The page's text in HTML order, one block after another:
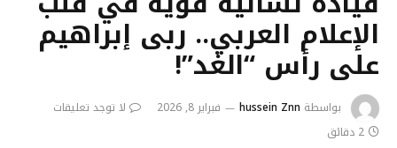
الإعلام العربي.. ربى إبراهيم
على رأس “الغد”!
بواسطة hussein Znn فبراير 8, 2026
لا توجد تعليقات
2 دقائق